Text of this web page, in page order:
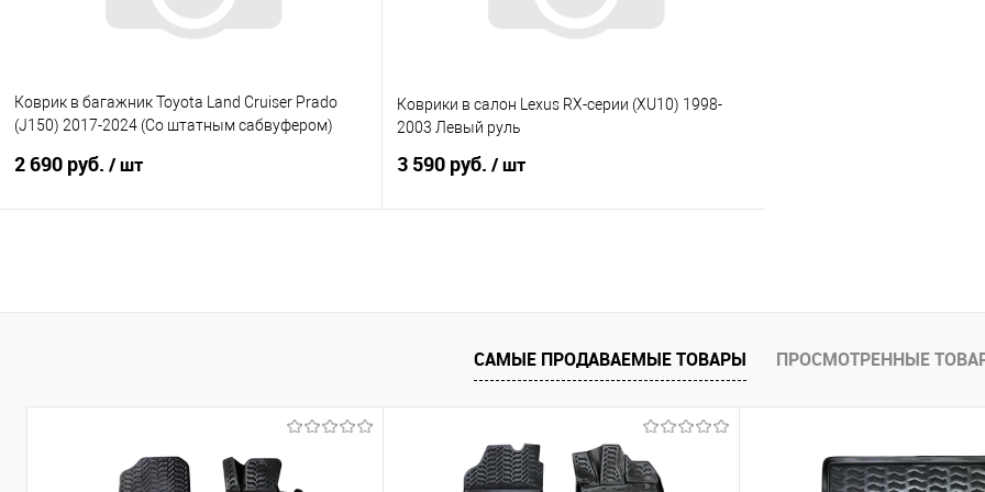
Коврик в багажник Toyota Land Cruiser Prado
(J150) 2017-2024 (Со штатным сабвуфером)
2 690 руб. / шт
Купить в 1 клик
Сравнение
Коврики в салон Lexus RX-серии (XU10) 1998-
2003 Левый руль
3 590 руб. / шт
Купить в 1 клик
Сравнение
В избранное
Под заказ
САМЫЕ ПРОДАВАЕМЫЕ ТОВАРЫ ПРОСМОТРЕННЫЕ